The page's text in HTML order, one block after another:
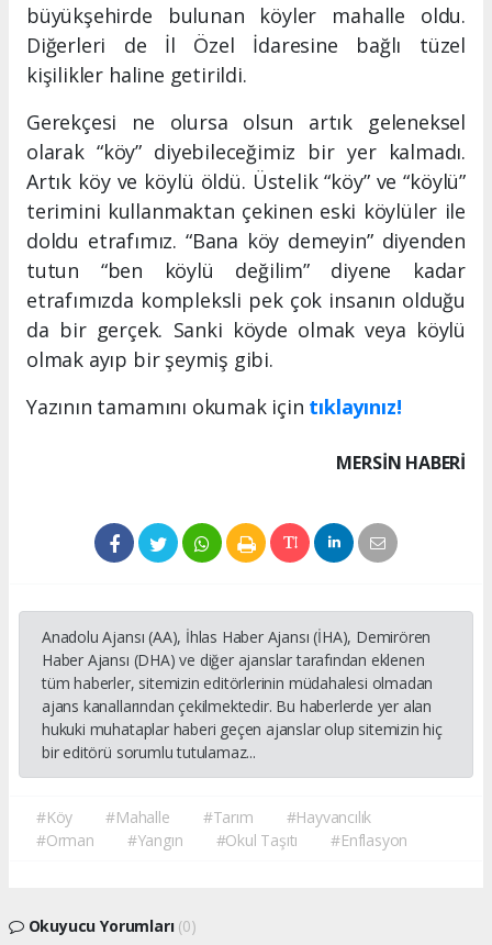
büyükşehirde bulunan köyler mahalle oldu.
Diğerleri de İl Özel İdaresine bağlı tüzel
kişilikler haline getirildi.
Gerekçesi ne olursa olsun artık geleneksel
olarak “köy” diyebileceğimiz bir yer kalmadı.
Artık köy ve köylü öldü. Üstelik “köy” ve “köylü”
terimini kullanmaktan çekinen eski köylüler ile
doldu etrafımız. “Bana köy demeyin” diyenden
tutun “ben köylü değilim” diyene kadar
etrafımızda kompleksli pek çok insanın olduğu
da bir gerçek. Sanki köyde olmak veya köylü
olmak ayıp bir şeymiş gibi.
Yazının tamamını okumak için tıklayınız!
MERSIN HABERİ
Anadolu Ajansı (AA), İhlas Haber Ajansı (İHA), Demirören
Haber Ajansı (DHA) ve diğer ajanslar tarafından eklenen
tüm haberler, sitemizin editörlerinin müdahalesi olmadan
ajans kanallarından çekilmektedir. Bu haberlerde yer alan
hukuki muhataplar haberi geçen ajanslar olup sitemizin hiç
bir editörü sorumlu tutulamaz...
#Köy #Mahalle #Tarım
#Hayvancılık
#Orman
#Yangın #Okul Taşıtı #Enflasyon
Okuyucu Yorumları (0)